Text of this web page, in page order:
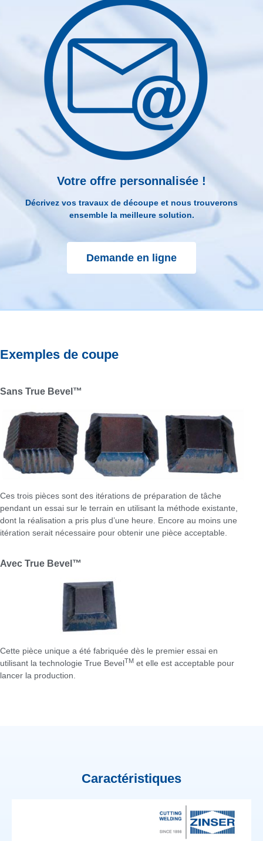
Votre offre personnalisée !
Décrivez vos travaux de découpe et nous trouverons
ensemble la meilleure solution.
Demande en ligne
Exemples de coupe
Sans True Bevel™
Ces trois pièces sont des itérations de préparation de tâche
pendant un essai sur le terrain en utilisant la méthode existante,
dont la réalisation a pris plus d’une heure. Encore au moins une
itération serait nécessaire pour obtenir une pièce acceptable.
Avec True Bevel™
Cette pièce unique a été fabriquée dès le premier essai en
utilisant la technologie True BevelTM et elle est acceptable pour
lancer la production.
Caractéristiques